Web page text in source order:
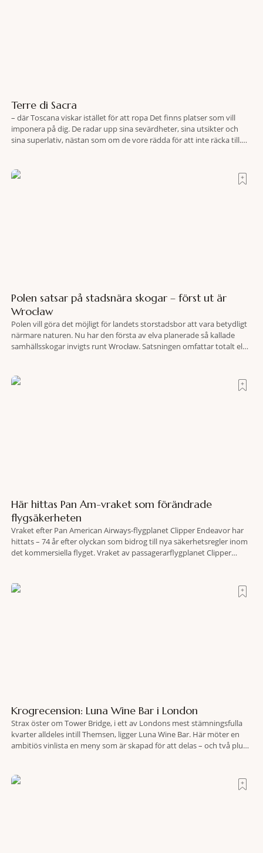
Terre di Sacra
– där Toscana viskar istället för att ropa Det finns platser som vill
imponera på dig. De radar upp sina sevärdheter, sina utsikter och
sina superlativ, nästan som om de vore rädda för att inte räcka till.
Polen satsar på stadsnära skogar – först ut är
Wrocław
Polen vill göra det möjligt för landets storstadsbor att vara betydligt
närmare naturen. Nu har den första av elva planerade så kallade
samhällsskogar invigts runt Wrocław. Satsningen omfattar totalt elva
fler människor ska kunna promenera, motionera
Här hittas Pan Am-vraket som förändrade
flygsäkerheten
Vraket efter Pan American Airways-flygplanet Clipper Endeavor har
hittats – 74 år efter olyckan som bidrog till nya säkerhetsregler inom
det kommersiella flyget. Vraket av passagerarflygplanet Clipper
lokaliserades den 2 juni i år med hjälp
Krogrecension: Luna Wine Bar i London
Strax öster om Tower Bridge, i ett av Londons mest stämningsfulla
kvarter alldeles intill Themsen, ligger Luna Wine Bar. Här möter en
ambitiös vinlista en meny som är skapad för att delas – och två plus